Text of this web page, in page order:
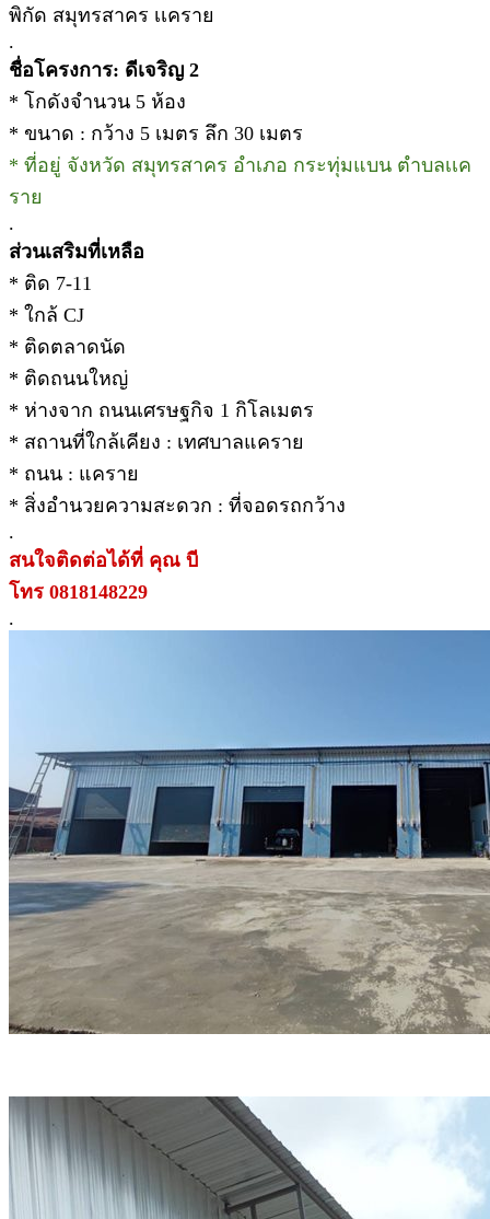
พิกัด สมุทรสาคร เเคราย
.
ชื่อโครงการ: ดีเจริญ 2
* โกดังจำนวน 5 ห้อง
* ขนาด : กว้าง 5 เมตร ลึก 30 เมตร
* ที่อยู่ จังหวัด สมุทรสาคร อำเภอ กระทุ่มแบน ตำบลเเค
ราย
.
ส่วนเสริมที่เหลือ
* ติด 7-11
* ใกล้ CJ
* ติดตลาดนัด
* ติดถนนใหญ่
* ห่างจาก ถนนเศรษฐกิจ 1 กิโลเมตร
* สถานที่ใกล้เคียง : เทศบาลแคราย
* ถนน : แคราย
* สิ่งอำนวยความสะดวก : ที่จอดรถกว้าง
.
สนใจติดต่อได้ที่ คุณ บี
โทร 0818148229
.